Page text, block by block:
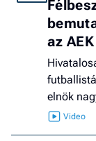
az
elnök